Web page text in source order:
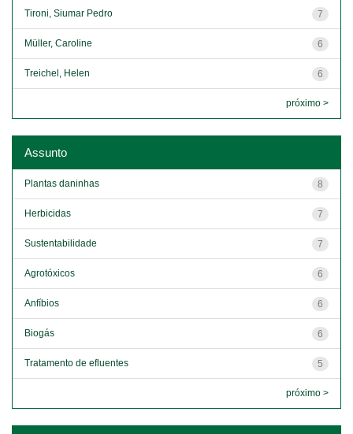
7
Tironi, Siumar Pedro
6
Müller, Caroline
6
Treichel, Helen
próximo >
Assunto
8
Plantas daninhas
7
Herbicidas
7
Sustentabilidade
6
Agrotóxicos
6
Anfíbios
6
Biogás
5
Tratamento de efluentes
próximo >